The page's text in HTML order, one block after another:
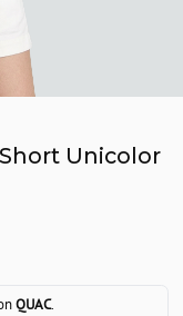
Unicolor
QUAC.